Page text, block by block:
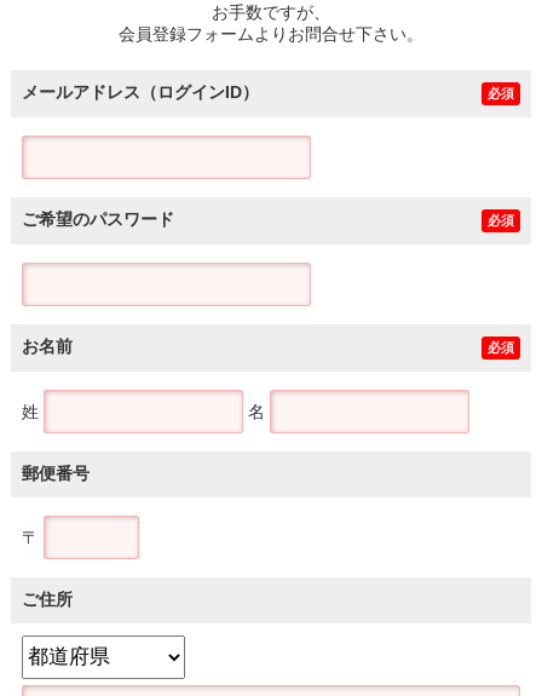
お手数ですが、
会員登録フォームよりお問合せ下さい。
メールアドレス（ログインID） 必須
ご希望のパスワード 必須
お名前 必須
姓 名
郵便番号
〒
ご住所